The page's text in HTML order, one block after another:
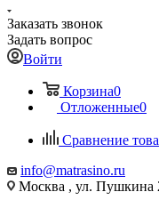
Заказать звонок
Задать вопрос
Войти
Корзина0
Отложенные0
Сравнение
info@matrasino.ru
Москва , ул. Пушкина